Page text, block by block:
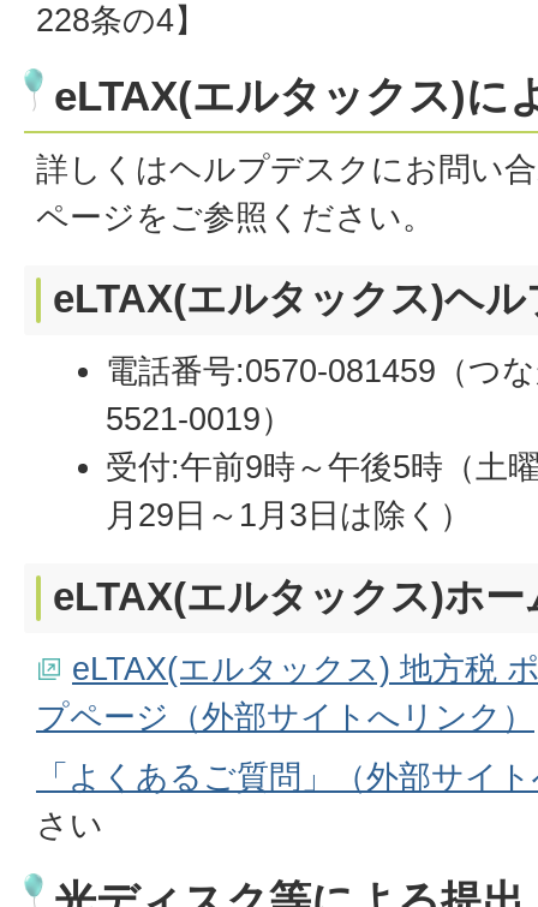
228条の4】
eLTAX(エルタックス)に
詳しくはヘルプデスクにお問い
ページをご参照ください。
eLTAX(エルタックス)ヘ
電話番号:0570-081459（つ
5521-0019）
受付:午前9時～午後5時（土
月29日～1月3日は除く）
eLTAX(エルタックス)ホー
eLTAX(エルタックス) 地方税
プページ（外部サイトへリンク）
「よくあるご質問」（外部サイ
さい